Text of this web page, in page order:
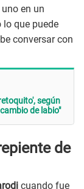
en un
que puede
conversar con
según
de labio"
de
cuando fue